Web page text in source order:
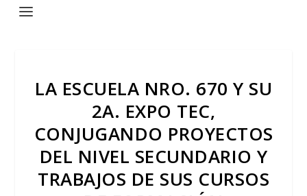
LA ESCUELA NRO. 670 Y SU
2A. EXPO TEC,
CONJUGANDO PROYECTOS
DEL NIVEL SECUNDARIO Y
TRABAJOS DE SUS CURSOS